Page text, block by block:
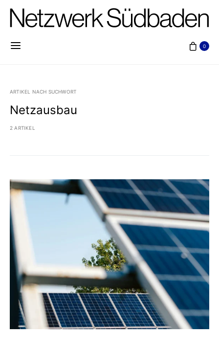
0
ARTIKEL NACH SUCHWORT
Netzausbau
2 ARTIKEL